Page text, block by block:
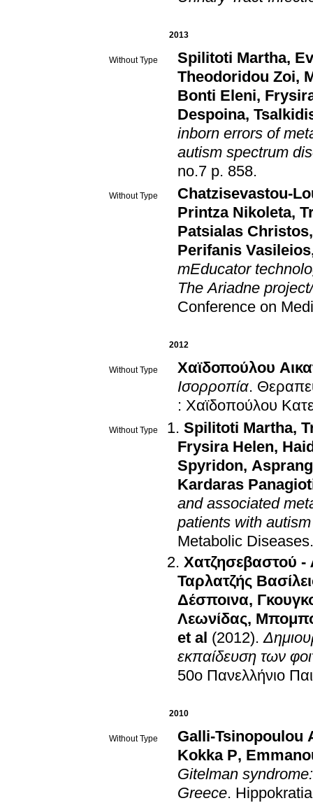
2013
Without Type Spilitoti Martha,
Theodoridou Zoi,
Bonti Eleni,
Despoina,
inborn errors of
autism spectrum
no.7 p. 858.
Without Type
Chatzisevastou-
Printza Nikoleta,
Patsialas Christos
Perifanis Vasileios
mEducator
The Ariadne
Conference on
2012
Without Type
Χαϊδοπούλου
Ισορροπία.
: Χαϊδοπούλου
Without Type Spilitoti Martha,
Frysira Helen,
Spyridon,
Kardaras
and associated
patients with
Metabolic Diseases
Χατζησεβαστού -
Ταρλατζής
Δέσποινα,
Λεωνίδας,
et al (2012).
εκπαίδευση των
50ο Πανελλήνιο
2010
Without Type
Galli-Tsinopoulou
Kokka P,
Gitelman
Greece. Hippokratia